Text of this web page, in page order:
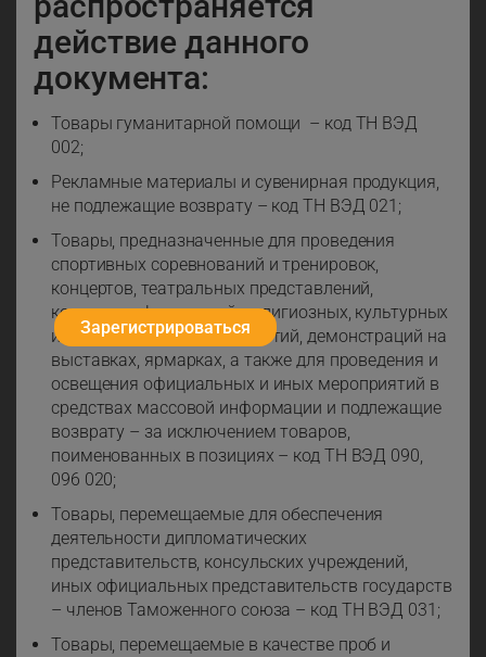
действие данного
документа:
Товары гуманитарной помощи – код ТН ВЭД
002;
Рекламные материалы и сувенирная продукция,
не подлежащие возврату – код ТН ВЭД 021;
Товары, предназначенные для проведения
спортивных соревнований и тренировок,
концертов, театральных представлений,
конкурсов, фестивалей, религиозных, культурных
и иных подобных мероприятий, демонстраций на
выставках, ярмарках, а также для проведения и
освещения официальных и иных мероприятий в
средствах массовой информации и подлежащие
возврату – за исключением товаров,
поименованных в позициях – код ТН ВЭД 090,
096 020;
Товары, перемещаемые для обеспечения
деятельности дипломатических
представительств, консульских учреждений,
иных официальных представительств государств
– членов Таможенного союза – код ТН ВЭД 031;
Товары, перемещаемые в качестве проб и
Зарегистрироваться